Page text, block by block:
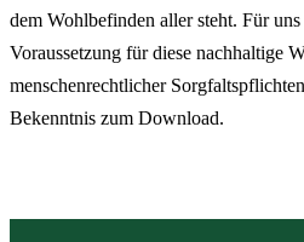
dem Wohlbefinden aller steht. Für
Voraussetzung für diese nachhaltige
menschenrechtlicher
Bekenntnis zum Download.